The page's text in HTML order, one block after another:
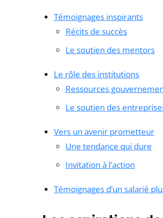
Témoignages inspirants
Récits de succès
Le soutien des mentors
Le rôle des institutions
Ressources
Le soutien des
Vers un avenir prometteur
Une tendance qui dure
Invitation à l’action
Témoignages d’un salarié